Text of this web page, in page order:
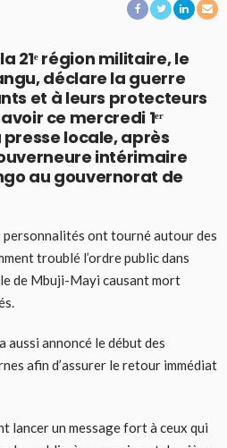
21ᵉ région militaire, le
déclare la guerre
et à leurs protecteurs
ce mercredi 1ᵉʳ
locale, après
intérimaire
au gouvernorat de
personnalités ont tourné autour des
troublé l’ordre public dans
de Mbuji-Mayi causant mort
aussi annoncé le début des
afin d’assurer le retour immédiat
lancer un message fort à ceux qui